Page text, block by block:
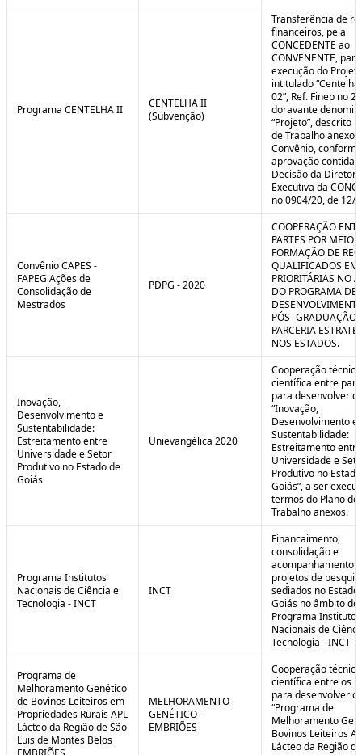
Programa CENTELHA II
CENTELHA II
(Subvenção)
Transferência de
financeiros, pela
CONCEDENTE ao
CONVENENTE,
execução do Projeto
intitulado
02”, Ref. Finep no
doravante
“Projeto”, descrito
de Trabalho anexo
Convênio, conforme
aprovação contida
Decisão da
Executiva da
no 0904/20, de 12/
Convênio CAPES -
FAPEG Ações de
Consolidação de
Mestrados
PDPG - 2020
COOPERAÇÃO
PARTES POR MEIO
FORMAÇÃO DE
QUALIFICADOS EM
PRIORITÁRIAS NO
DO PROGRAMA DE
PÓS- GRADUAÇÃO
PARCERIA
NOS ESTADOS.
Inovação,
Desenvolvimento e
Sustentabilidade:
Estreitamento entre
Universidade e Setor
Produtivo no Estado de
Goiás
Unievangélica 2020
Cooperação
científica entre
para desenvolver o
“Inovação,
Desenvolvimento e
Sustentabilidade:
Estreitamento entre
Universidade e
Produtivo no
Goiás”, a ser
termos do Plano de
Trabalho anexos.
Programa Institutos
Nacionais de Ciência e
Tecnologia - INCT
INCT
Financaimento,
consolidação e
acompanhamento
projetos de
sediados no Estado
Goiás no âmbito do
Programa Institutos
Nacionais de
Tecnologia - INCT
Programa de
Melhoramento Genético
de Bovinos Leiteiros em
Propriedades Rurais APL
Lácteo da Região de São
Luis de Montes Belos
MELHORAMENTO
GENÉTICO -
EMBRIÕES
Cooperação
científica entre os
para desenvolver o
“Programa de
Melhoramento
Bovinos Leiteiros
Lácteo da Região